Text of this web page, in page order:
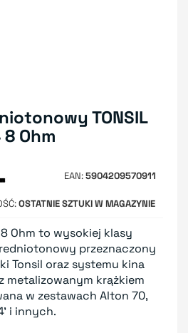
TONSIL
Ohm
EAN 5904209570911
OSTATNIE SZTUKI W MAGAZYNIE
Ohm to wysokiej klasy
przeznaczony
Tonsil oraz systemu kina
metalizowanym krążkiem
w zestawach Alton 70,
i innych.